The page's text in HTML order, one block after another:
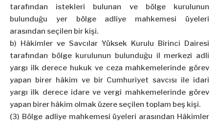
tarafından istekleri bulunan ve bölge kurulunun
bulunduğu yer bölge adliye mahkemesi üyeleri
arasından seçilen bir kişi.
b) Hâkimler ve Savcılar Yüksek Kurulu Birinci Dairesi
tarafından bölge kurulunun bulunduğu il merkezi adli
yargı ilk derece hukuk ve ceza mahkemelerinde görev
yapan birer hâkim ve bir Cumhuriyet savcısı ile idari
yargı ilk derece idare ve vergi mahkemelerinde görev
yapan birer hâkim olmak üzere seçilen toplam beş kişi.
(3) Bölge adliye mahkemesi üyeleri arasından Hâkimler